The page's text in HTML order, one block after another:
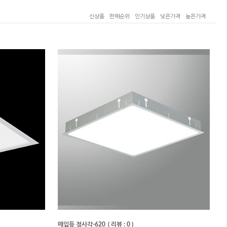
신상품 판매순위 인기상품 낮은가격 높은가격
매입등 정사각-620 ( 리뷰 : 0 )